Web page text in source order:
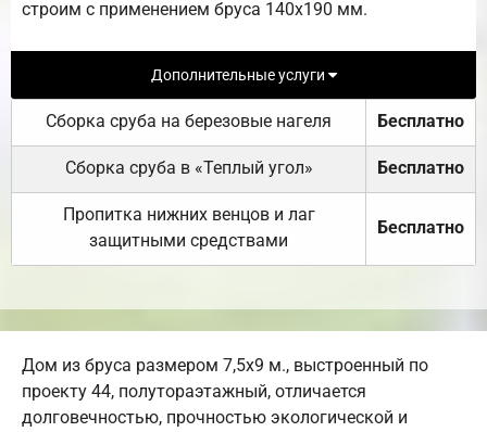
строим с применением бруса 140х190 мм.
Дополнительные услуги
Сборка сруба на березовые нагеля Бесплатно
Сборка сруба в «Теплый угол» Бесплатно
Пропитка нижних венцов и лаг
защитными средствами
Бесплатно
Дом из бруса размером 7,5х9 м., выстроенный по
проекту 44, полутораэтажный, отличается
долговечностью, прочностью экологической и